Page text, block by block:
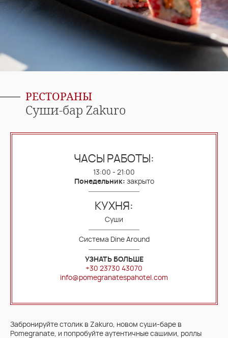
РЕСТОРАНЫ
Суши-бар Zakuro
ЧАСЫ РАБОТЫ:
13:00 - 21:00
Понедельник: закрыто
КУХНЯ:
Суши
Система Dine Around
УЗНАТЬ БОЛЬШЕ
+30 23730 43070
info@pomegranatespahotel.com
Забронируйте столик в Zakuro, новом суши-баре в
Pomegranate, и попробуйте аутентичные сашими, роллы